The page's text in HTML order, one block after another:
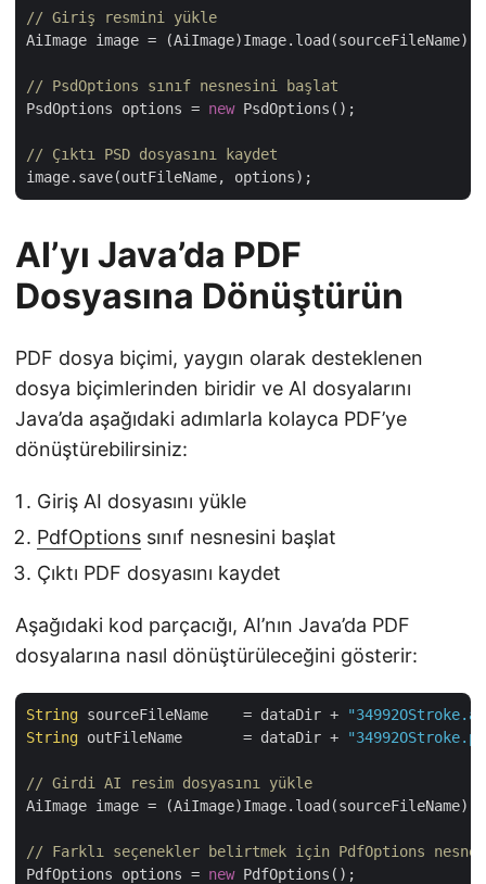
// Giriş resmini yükle
AiImage image = (AiImage)Image.load(sourceFileName);
// PsdOptions sınıf nesnesini başlat
PsdOptions options = new PsdOptions();
// Çıktı PSD dosyasını kaydet
AI’yı Java’da PDF
Dosyasına Dönüştürün
PDF dosya biçimi, yaygın olarak desteklenen
dosya biçimlerinden biridir ve AI dosyalarını
Java’da aşağıdaki adımlarla kolayca PDF’ye
dönüştürebilirsiniz:
Giriş AI dosyasını yükle
PdfOptions sınıf nesnesini başlat
Çıktı PDF dosyasını kaydet
Aşağıdaki kod parçacığı, AI’nın Java’da PDF
dosyalarına nasıl dönüştürüleceğini gösterir:
String sourceFileName    = dataDir +
String outFileName       = dataDir +
// Girdi AI resim dosyasını yükle
AiImage image = (AiImage)Image.load(sourceFileName);
// Farklı seçenekler belirtmek için PdfOptions
PdfOptions options = new PdfOptions();